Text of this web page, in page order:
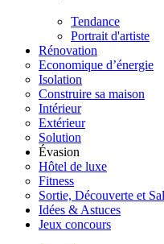
Tendance
Portrait d'artiste
Rénovation
Economique d’énergie
Isolation
Construire sa maison
Intérieur
Extérieur
Solution
Évasion
Hôtel de luxe
Fitness
Sortie, Découverte et
Idées & Astuces
Jeux concours